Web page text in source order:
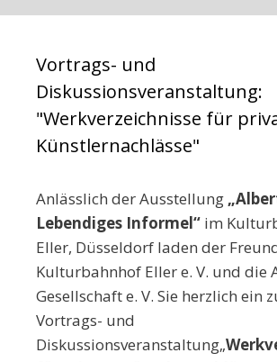
Vortrags- und
Diskussionsveranstaltung:
"Werkverzeichnisse für
Künstlernachlässe"
Anlässlich der Ausstellung
Lebendiges Informel“ im
Eller, Düsseldorf laden der
Kulturbahnhof Eller e. V. und die
Gesellschaft e. V. Sie herzlich ein
Vortrags- und
Diskussionsveranstaltung„